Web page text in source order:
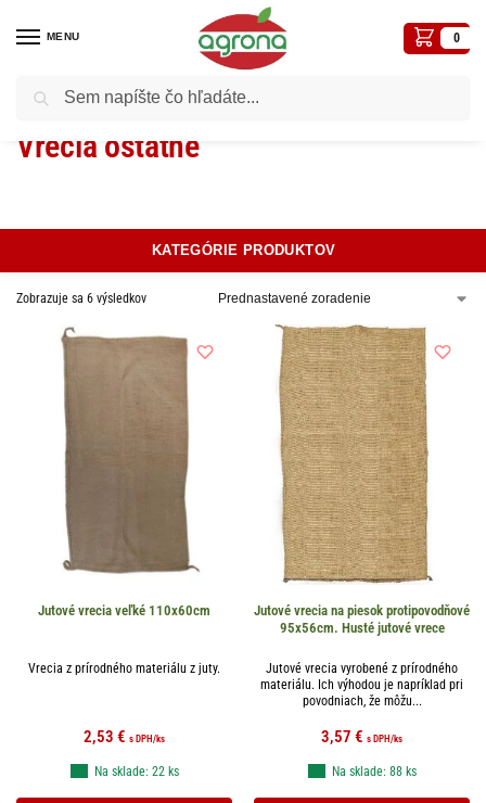
MENU 0
Domov Juta, siete, špagáty, textílie, vrecia
Vrecia ostatné
KATEGÓRIE PRODUKTOV
Zobrazuje sa 6 výsledkov
Jutové vrecia veľké 110x60cm
Vrecia z prírodného materiálu z juty.
2,53 € s DPH /ks
Na sklade: 22 ks
Jutové vrecia na piesok protipovodňové
95x56cm. Husté jutové vrece
Jutové vrecia vyrobené z prírodného
materiálu. Ich výhodou je napríklad pri
povodniach, že môžu...
3,57 € s DPH /ks
Na sklade: 88 ks